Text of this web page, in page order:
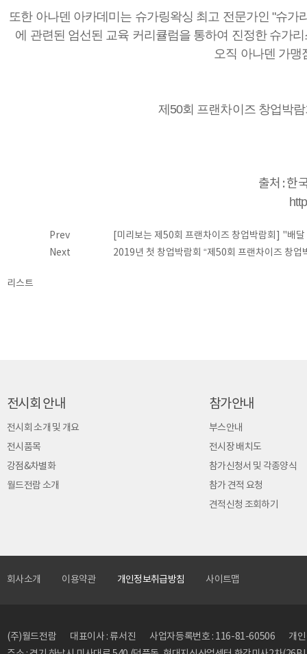
또한 아나덴 아카데미는 슈가링왁싱 최고 전문가인 "슈
에 관련된 엄선된 교육 커리큘럼을 통하여 진정한 슈가
오직 아나덴 가맹
제50회 프랜차이즈 창업박
출처 : 한
Prev
[미리보는 제50회 프랜차이즈 창업박람회] "배
Next
2019년 첫 창업박람회 “제50회 프랜차이즈 창
리스트
전시회 안내
전시회 소개 및 개요
전시품목
강점&차별화
월드전람 소개
참가안내
부스안내
전시장 배치도
참가신청서 및 각종양식
참가 견적 요청
견적신청 조회하기
회사소개 이용약관 개인정보취급방침 사이트맵
(주)월드전람 대표이사 : 류서진 사업자등록번호 : 116-81-60506
개